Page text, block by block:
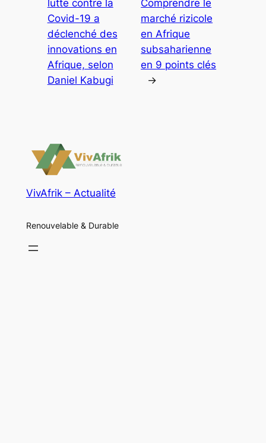
lutte contre la
Covid-19 a
déclenché des
innovations en
Afrique, selon
Daniel Kabugi
Comprendre le
marché rizicole
en Afrique
subsaharienne
en 9 points clés
→
VivAfrik – Actualité
Renouvelable & Durable